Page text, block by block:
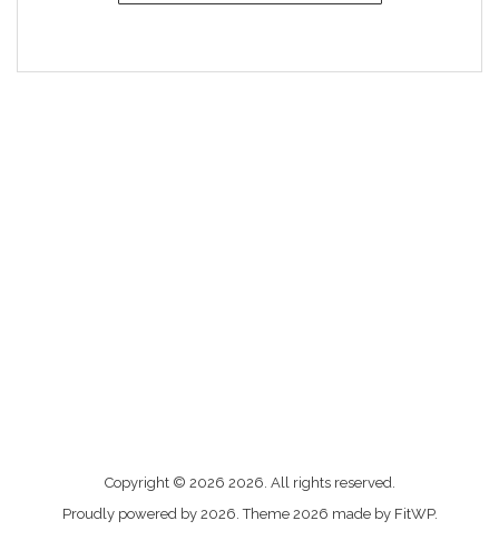
contacter
Copyright © 2026 2026. All rights reserved.
Proudly powered by 2026. Theme 2026 made by FitWP.